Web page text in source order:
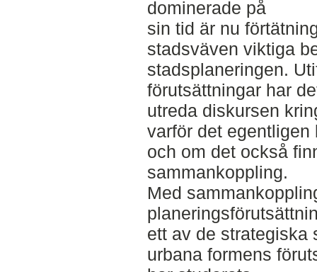
dominerade på
sin tid är nu
stadsväven viktiga
stadsplaneringen.
förutsättningar har
utreda diskursen
varför det
och om det också
sammankoppling.
Med
ett av de strategiska
urbana formens